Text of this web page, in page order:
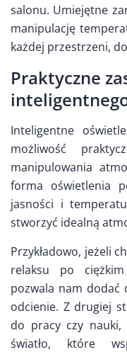
salonu. Umiejętne
manipulację
każdej przestrzeni,
Praktyczne
Inteligentne
możliwość
manipulowania
forma oświetlenia
jasności i
stworzyć idealną
Przykładowo, jeżeli
relaksu po
pozwala nam dodać
odcienie. Z drugiej
do pracy czy nauki,
światło, które